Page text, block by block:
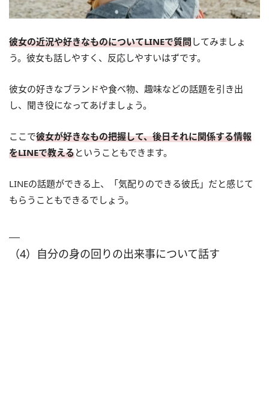
彼女の近況や好きなものについてLINEで質問してみましょ
う。彼女も話しやすく、反応しやすいはずです。
彼女の好きなブランドや食べ物、趣味などの話題を引き出
し、聞き役になってあげましょう。
ここで彼女が好きなもの把握して、後日それに関係する情報
をLINEで教えるということもできます。
LINEの話題ができる上、「気配りのできる彼氏」だと感じて
もらうこともできるでしょう。
（4）自分の身の回りの出来事について話す